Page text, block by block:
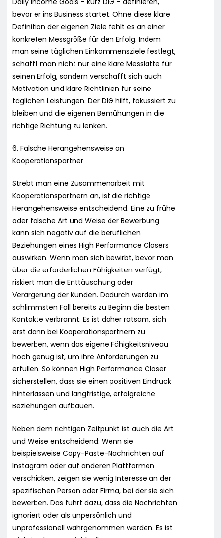
bevor er ins Business startet. Ohne diese klare
Definition der eigenen Ziele fehlt es an einer
konkreten Messgröße für den Erfolg. Indem
man seine täglichen Einkommensziele festlegt,
schafft man nicht nur eine klare Messlatte für
seinen Erfolg, sondern verschafft sich auch
Motivation und klare Richtlinien für seine
täglichen Leistungen. Der DIG hilft, fokussiert zu
bleiben und die eigenen Bemühungen in die
richtige Richtung zu lenken.
6. Falsche Herangehensweise an
Kooperationspartner
Strebt man eine Zusammenarbeit mit
Kooperationspartnern an, ist die richtige
Herangehensweise entscheidend. Eine zu frühe
oder falsche Art und Weise der Bewerbung
kann sich negativ auf die beruflichen
Beziehungen eines High Performance Closers
auswirken. Wenn man sich bewirbt, bevor man
über die erforderlichen Fähigkeiten verfügt,
riskiert man die Enttäuschung oder
Verärgerung der Kunden. Dadurch werden im
schlimmsten Fall bereits zu Beginn die besten
Kontakte verbrannt. Es ist daher ratsam, sich
erst dann bei Kooperationspartnern zu
bewerben, wenn das eigene Fähigkeitsniveau
hoch genug ist, um ihre Anforderungen zu
erfüllen. So können High Performance Closer
sicherstellen, dass sie einen positiven Eindruck
hinterlassen und langfristige, erfolgreiche
Beziehungen aufbauen.
Neben dem richtigen Zeitpunkt ist auch die Art
und Weise entscheidend: Wenn sie
beispielsweise Copy-Paste-Nachrichten auf
Instagram oder auf anderen Plattformen
verschicken, zeigen sie wenig Interesse an der
spezifischen Person oder Firma, bei der sie sich
bewerben. Das führt dazu, dass die Nachrichten
ignoriert oder als unpersönlich und
unprofessionell wahrgenommen werden. Es ist